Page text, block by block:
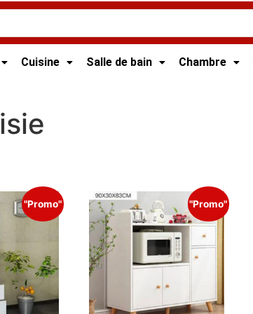
Cuisine Salle de bain Chambre
"Promo" "Promo"